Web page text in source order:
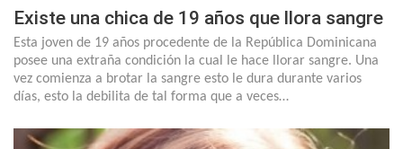
Existe una chica de 19 años que llora sangre
Esta joven de 19 años procedente de la República Dominicana
posee una extraña condición la cual le hace llorar sangre. Una
vez comienza a brotar la sangre esto le dura durante varios
días, esto la debilita de tal forma que a veces…